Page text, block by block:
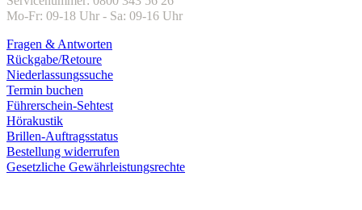
Mo-Fr: 09-18 Uhr - Sa: 09-16 Uhr
Fragen & Antworten
Rückgabe/Retoure
Niederlassungssuche
Termin buchen
Führerschein-Sehtest
Hörakustik
Brillen-Auftragsstatus
Bestellung widerrufen
Gesetzliche Gewährleistungsrechte